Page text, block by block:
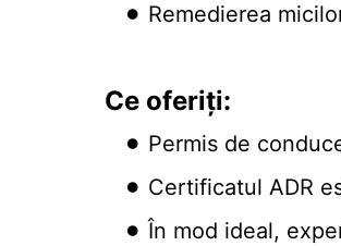
Remedierea
Ce oferiți:
Permis de
Certificatul ADR
În mod ideal,